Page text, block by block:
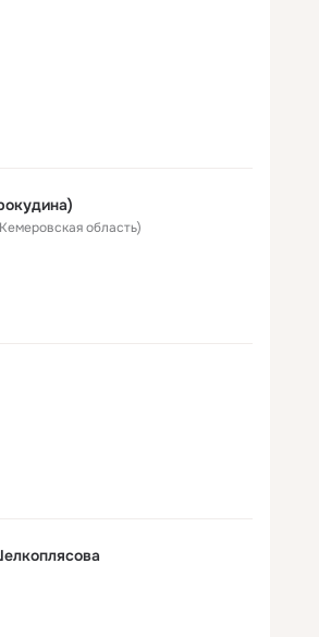
область)